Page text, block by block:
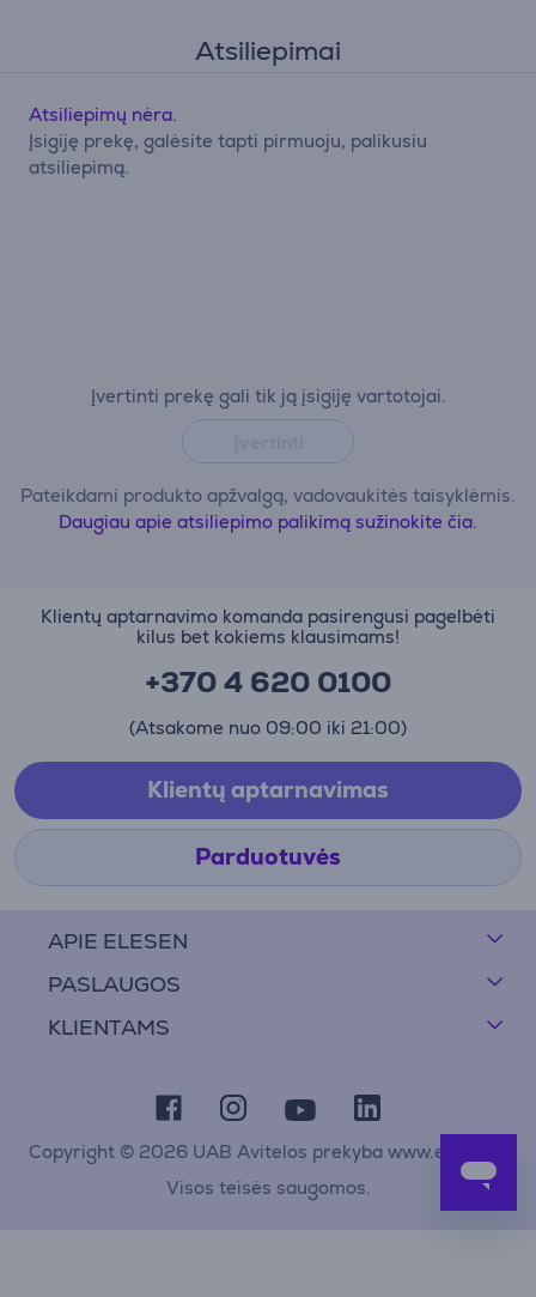
Atsiliepimai
Įvertinti prekę gali tik ją įsigiję vartotojai.
Pateikdami produkto apžvalgą, vadovaukitės taisyklėmis.
Daugiau apie atsiliepimo palikimą sužinokite čia.
Atsiliepimų nėra.
Įsigiję prekę, galėsite tapti pirmuoju, palikusiu
atsiliepimą.
APIE ELESEN
PASLAUGOS
KLIENTAMS
Klientų aptarnavimo komanda pasirengusi pagelbėti
kilus bet kokiems klausimams!
+370 4 620 0100
(Atsakome nuo 09:00 iki 21:00)
Klientų aptarnavimas
Parduotuvės
Copyright © 2026 UAB Avitelos prekyba www.elesen.lt
Visos teisės saugomos.